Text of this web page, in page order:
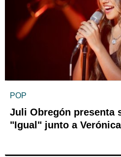
POP
Juli Obregón presenta
"Igual" junto a